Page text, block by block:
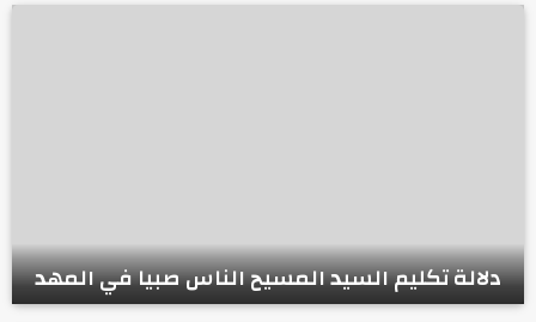
دلالة تكليم السيد المسيح الناس صبيا في المهد